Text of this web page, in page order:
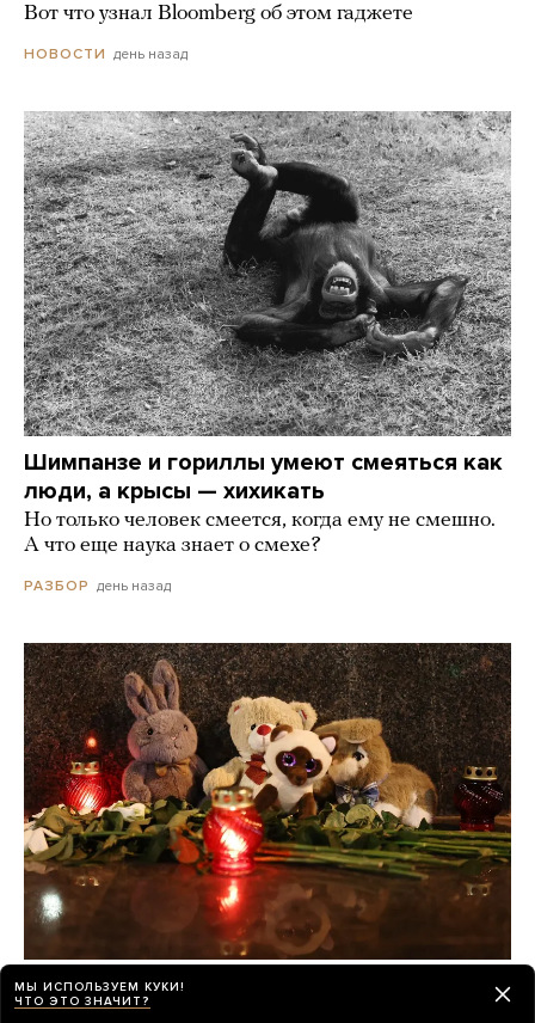
Вот что узнал Bloomberg об этом гаджете
НОВОСТИ день назад
Шимпанзе и гориллы умеют смеяться как
люди, а крысы — хихикать
Но только человек смеется, когда ему не смешно.
А что еще наука знает о смехе?
РАЗБОР день назад
О погибших при падении украинского
дрона на пляж в Геленджике по-прежнему
МЫ ИСПОЛЬЗУЕМ КУКИ!
ЧТО ЭТО ЗНАЧИТ?